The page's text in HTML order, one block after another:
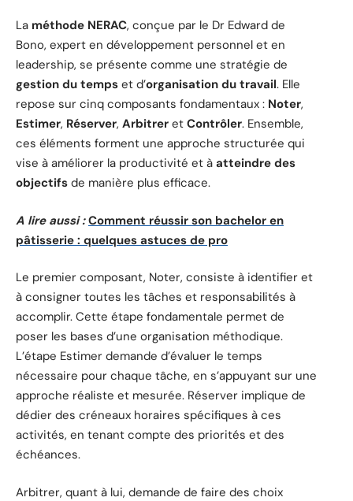
La méthode NERAC, conçue par le Dr Edward de
Bono, expert en développement personnel et en
leadership, se présente comme une stratégie de
gestion du temps et d’organisation du travail. Elle
repose sur cinq composants fondamentaux : Noter,
Estimer, Réserver, Arbitrer et Contrôler. Ensemble,
ces éléments forment une approche structurée qui
vise à améliorer la productivité et à atteindre des
objectifs de manière plus efficace.
A lire aussi : Comment réussir son bachelor en
pâtisserie : quelques astuces de pro
Le premier composant, Noter, consiste à identifier et
à consigner toutes les tâches et responsabilités à
accomplir. Cette étape fondamentale permet de
poser les bases d’une organisation méthodique.
L’étape Estimer demande d’évaluer le temps
nécessaire pour chaque tâche, en s’appuyant sur une
approche réaliste et mesurée. Réserver implique de
dédier des créneaux horaires spécifiques à ces
activités, en tenant compte des priorités et des
échéances.
Arbitrer, quant à lui, demande de faire des choix